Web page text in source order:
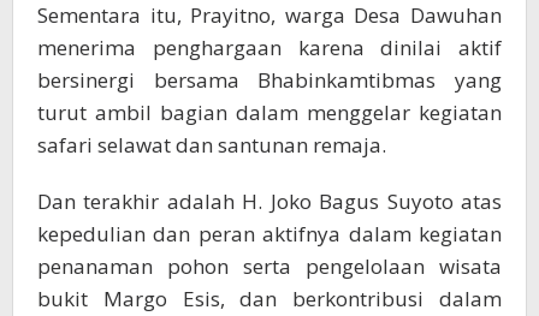
Sementara itu, Prayitno, warga Desa Dawuhan
menerima penghargaan karena dinilai aktif
bersinergi bersama Bhabinkamtibmas yang
turut ambil bagian dalam menggelar kegiatan
safari selawat dan santunan remaja.
Dan terakhir adalah H. Joko Bagus Suyoto atas
kepedulian dan peran aktifnya dalam kegiatan
penanaman pohon serta pengelolaan wisata
bukit Margo Esis, dan berkontribusi dalam